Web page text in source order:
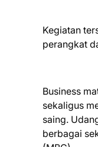
Kegiatan
perangkat
Business
sekaligus
saing.
berbagai